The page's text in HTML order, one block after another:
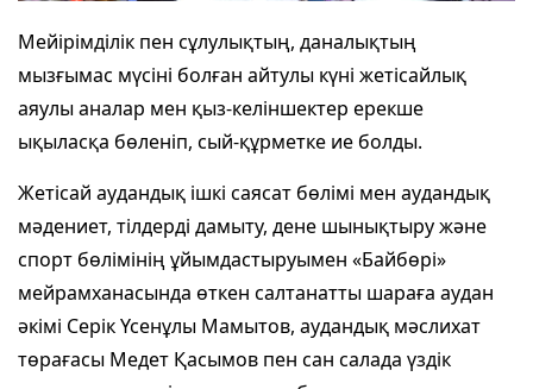
Мейірімділік пен сұлулықтың, даналықтың
мызғымас мүсіні болған айтулы күні жетісайлық
аяулы аналар мен қыз-келіншектер ерекше
ықыласқа бөленіп, сый-құрметке ие болды.
Жетісай аудандық ішкі саясат бөлімі мен аудандық
мәдениет, тілдерді дамыту, дене шынықтыру және
спорт бөлімінің ұйымдастыруымен «Байбөрі»
мейрамханасында өткен салтанатты шараға аудан
әкімі Серік Үсенұлы Мамытов, аудандық мәслихат
төрағасы Медет Қасымов пен сан салада үздік